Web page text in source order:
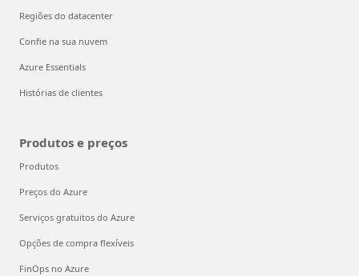
Regiões do datacenter
Confie na sua nuvem
Azure Essentials
Histórias de clientes
Produtos e preços
Produtos
Preços do Azure
Serviços gratuitos do Azure
Opções de compra flexíveis
FinOps no Azure